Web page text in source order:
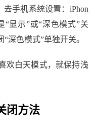
手机系统设置：iPhon
“显示”或“深色模式”关
深色模式”单独开关。
欢白天模式，就保持浅
闭方法